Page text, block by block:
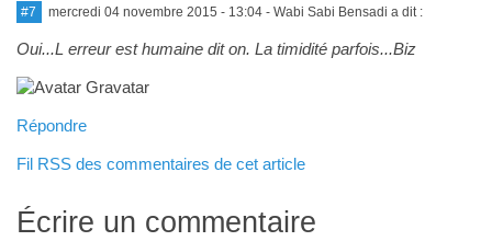
#7 mercredi 04 novembre 2015 - 13:04- Wabi Sabi Bensadi a dit :
Oui...L erreur est humaine dit on. La timidité parfois...Biz
Répondre
Fil RSS des commentaires de cet article
Écrire un commentaire